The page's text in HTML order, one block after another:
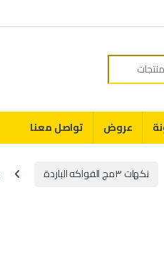
عروض تواصل معنا
نكهات ٣مج الفواكه الباردة